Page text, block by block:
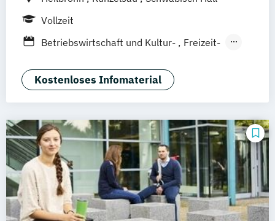
Vollzeit
Betriebswirtschaft und Kultur-
Freizeit-
Hotel- und Restaurantmanagement
(DE/EN)
Tourismus und
Nachhaltigkeitsmanagement (DE/EN)
Tourismusmanagement (DE/EN)
Kostenloses Infomaterial